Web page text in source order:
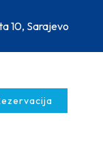
10, Sarajevo